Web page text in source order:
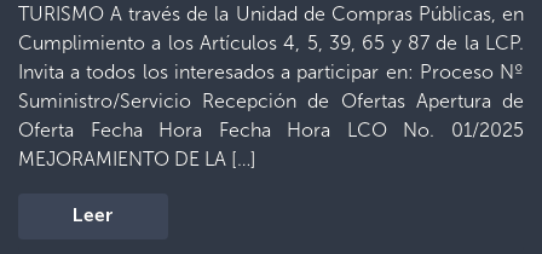
TURISMO A través de la Unidad de Compras Públicas, en
Cumplimiento a los Artículos 4, 5, 39, 65 y 87 de la LCP.
Invita a todos los interesados a participar en: Proceso Nº
Suministro/Servicio Recepción de Ofertas Apertura de
Oferta Fecha Hora Fecha Hora LCO No. 01/2025
MEJORAMIENTO DE LA […]
Leer